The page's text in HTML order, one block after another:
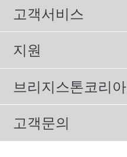
모두
스포츠 타이어
컴포트 타이어
친환경 타이어
SUV/RV 타이어
겨울용 타이어
고객서비스
보증서비스
에너지소비효율등급제도
지원
이용약관
개인정보처리방침
브리지스톤코리아
회사소개
올림픽활동
고객문의